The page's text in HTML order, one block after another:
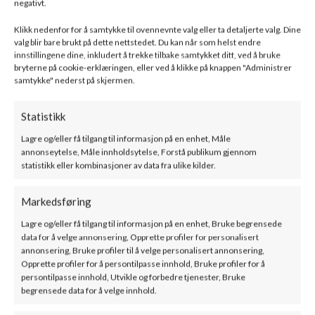
negativt.
Klikk nedenfor for å samtykke til ovennevnte valg eller ta detaljerte valg. Dine
valg blir bare brukt på dette nettstedet. Du kan når som helst endre
innstillingene dine, inkludert å trekke tilbake samtykket ditt, ved å bruke
bryterne på cookie-erklæringen, eller ved å klikke på knappen "Administrer
samtykke" nederst på skjermen.
Statistikk
Lagre og/eller få tilgang til informasjon på en enhet, Måle
annonseytelse, Måle innholdsytelse, Forstå publikum gjennom
statistikk eller kombinasjoner av data fra ulike kilder.
Markedsføring
Lagre og/eller få tilgang til informasjon på en enhet, Bruke begrensede
data for å velge annonsering, Opprette profiler for personalisert
annonsering, Bruke profiler til å velge personalisert annonsering,
Opprette profiler for å persontilpasse innhold, Bruke profiler for å
persontilpasse innhold, Utvikle og forbedre tjenester, Bruke
begrensede data for å velge innhold.
Drooff – AROLA EDITION –
Frittstående
53500kr–57000
Drooff – BRUNELLO S –
Frittstående
BESKRIVELSETILLEGGSINFORMASJONDOKUMENTASJON
Kratki – ERIK KERAMISKE SIDER –
Frittstående
ERIK – moderne frittstående vedovn
med høy effektivitet